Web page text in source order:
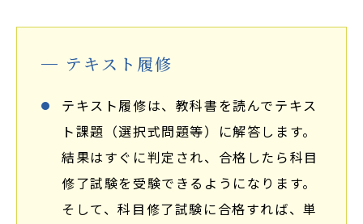
テキスト履修
テキスト履修は、教科書を読んでテキス
ト課題（選択式問題等）に解答します。
結果はすぐに判定され、合格したら科目
修了試験を受験できるようになります。
そして、科目修了試験に合格すれば、単